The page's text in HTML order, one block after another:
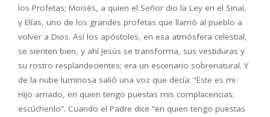
los Profetas; Moisés, a quien el Señor dio la Ley en el Sinaí,
y Elías, uno de los grandes profetas que llamó al pueblo a
volver a Dios. Así los apóstoles, en esa atmósfera celestial,
se sienten bien, y ahí Jesús se transforma, sus vestiduras y
su rostro resplandecientes; era un escenario sobrenatural. Y
de la nube luminosa salió una voz que decía: “Este es mi
Hijo amado, en quien tengo puestas mis complacencias;
escúchenlo”. Cuando el Padre dice “en quien tengo puestas